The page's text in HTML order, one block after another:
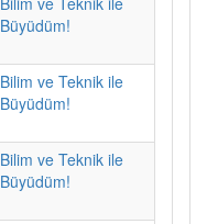
Büyüdüm!
Bilim ve Teknik ile
Büyüdüm!
Bilim ve Teknik ile
Büyüdüm!